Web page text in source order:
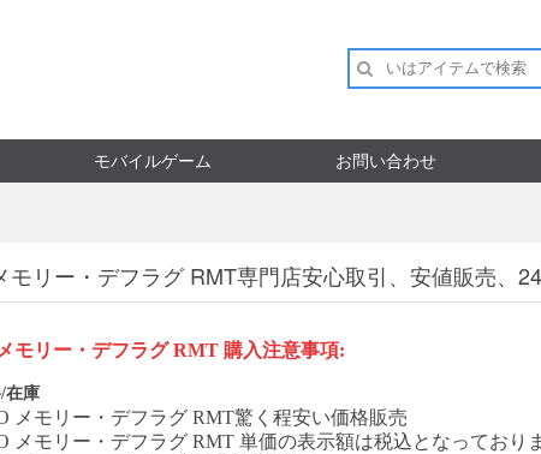
モバイルゲーム お問い合わせ
モリー・デフラグ RMT専門店安心取引、安値販売、
モリー・デフラグ RMT 購入注意事項:
庫
メモリー・デフラグ RMT驚く程安い価格販売
メモリー・デフラグ RMT 単価の表示額は税込となっており